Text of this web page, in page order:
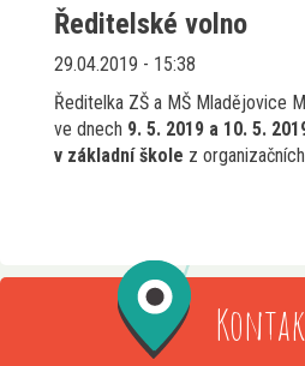
Ředitelské volno
29.04.2019 - 15:38
Ředitelka ZŠ a MŠ Mladějovice
ve dnech 9. 5. 2019 a 10. 5.
v základní škole z